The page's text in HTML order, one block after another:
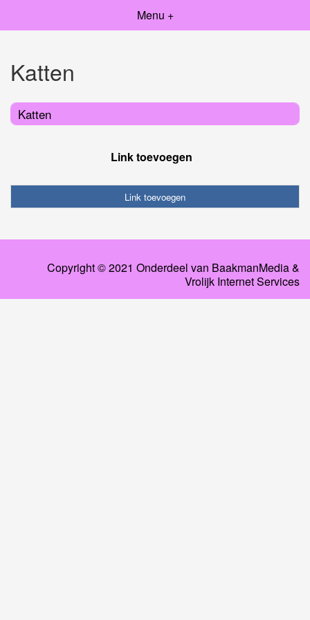
Menu +
Katten
Katten
Link toevoegen
Link toevoegen
Copyright © 2021 Onderdeel van BaakmanMedia&
Vrolijk Internet Services